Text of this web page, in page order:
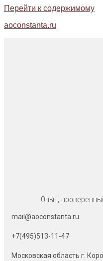
Перейти к содержимому
aoconstanta.ru
Опыт,
mail@aoconstanta.ru
+7(495)513-11-47
Московская область г.